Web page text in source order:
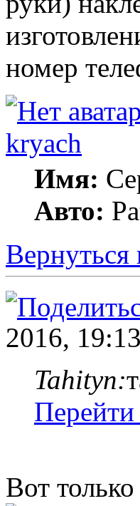
номер
kryach
Имя:
Авто:
Вернуться
2016, 19:13
Tahityn:
Вот